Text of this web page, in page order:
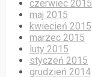
czerwiec 2015
maj 2015
kwiecień 2015
marzec 2015
luty 2015
styczeń 2015
grudzień 2014